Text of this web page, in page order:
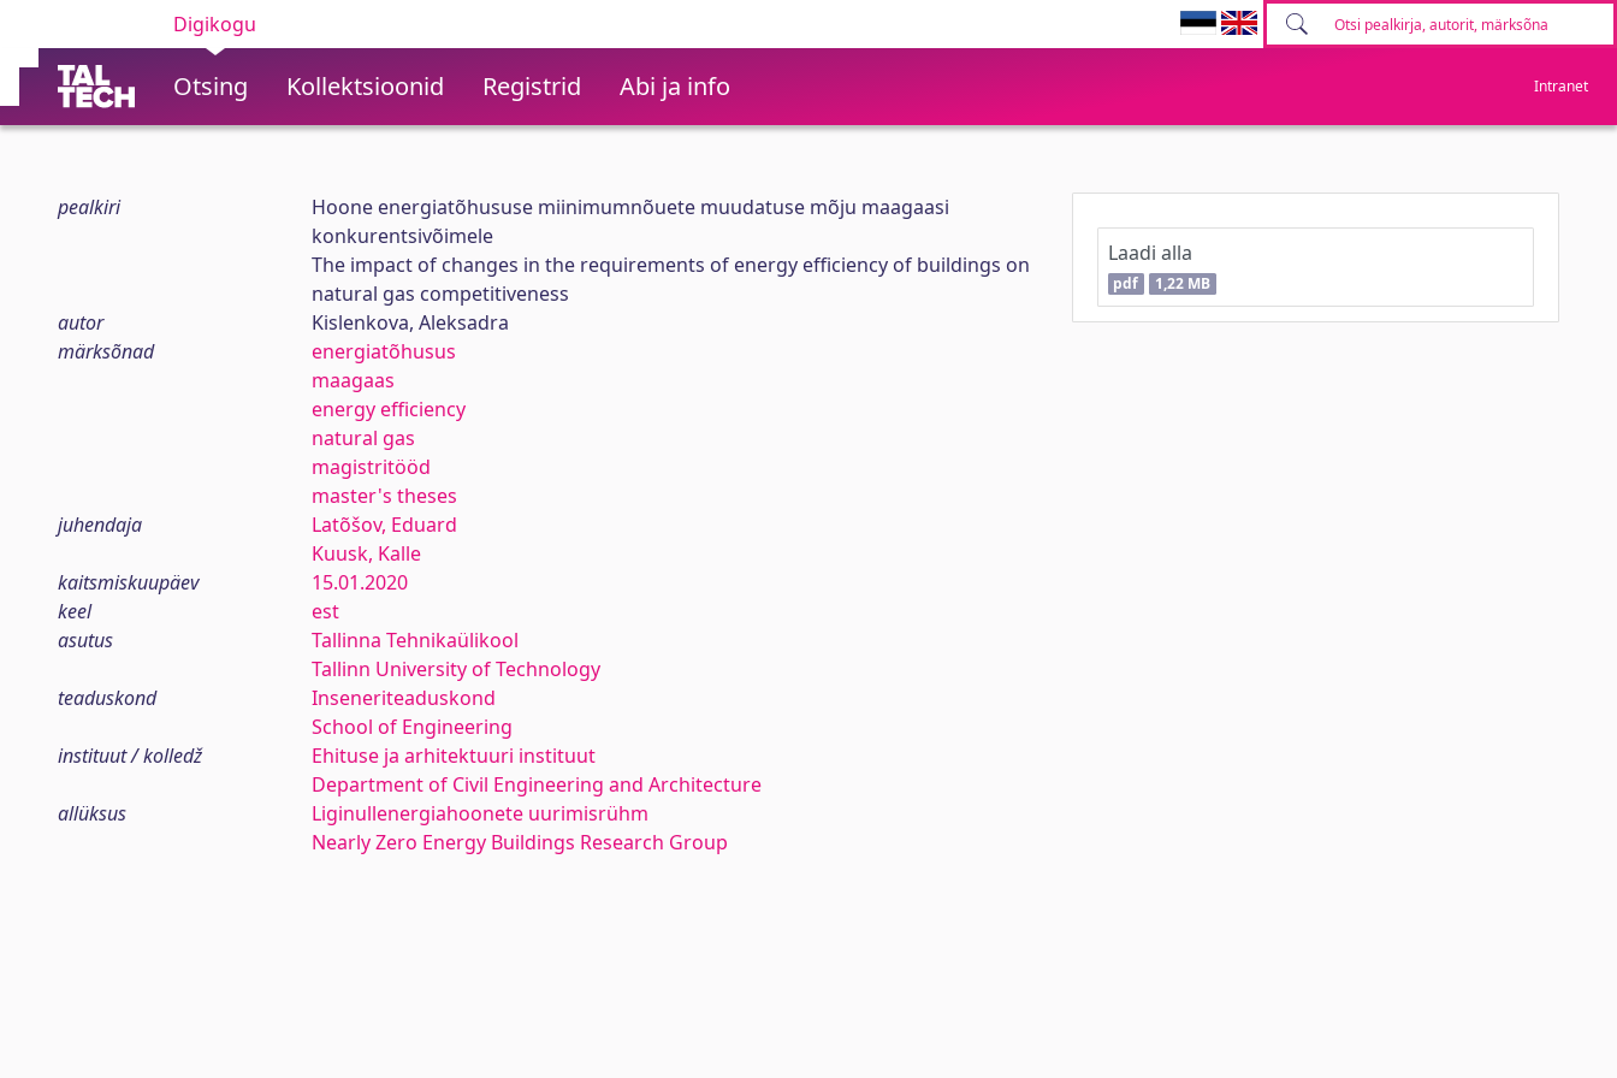
Digikogu
Otsing Kollektsioonid Registrid Abi ja info Intranet
pealkiri
Hoone energiatõhususe miinimumnõuete muudatuse mõju maagaasi
konkurentsivõimele
The impact of changes in the requirements of energy efficiency of buildings on
natural gas competitiveness
autor
Kislenkova, Aleksadra
märksõnad
energiatõhusus
maagaas
energy efficiency
natural gas
magistritööd
master's theses
juhendaja
Latõšov, Eduard
Kuusk, Kalle
kaitsmiskuupäev
15.01.2020
keel
est
asutus
Tallinna Tehnikaülikool
Tallinn University of Technology
teaduskond
Inseneriteaduskond
School of Engineering
instituut / kolledž
Ehituse ja arhitektuuri instituut
Department of Civil Engineering and Architecture
allüksus
Liginullenergiahoonete uurimisrühm
Nearly Zero Energy Buildings Research Group
Laadi alla
pdf 1,22 MB